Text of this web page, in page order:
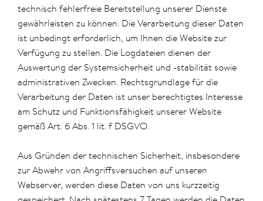
technisch fehlerfreie Bereitstellung unserer Dienste
gewährleisten zu können. Die Verarbeitung dieser Daten
ist unbedingt erforderlich, um Ihnen die Website zur
Verfügung zu stellen. Die Logdateien dienen der
Auswertung der Systemsicherheit und -stabilität sowie
administrativen Zwecken. Rechtsgrundlage für die
Verarbeitung der Daten ist unser berechtigtes Interesse
am Schutz und Funktionsfähigkeit unserer Website
gemäß Art. 6 Abs. 1 lit. f DSGVO.
Aus Gründen der technischen Sicherheit, insbesondere
zur Abwehr von Angriffsversuchen auf unseren
Webserver, werden diese Daten von uns kurzzeitig